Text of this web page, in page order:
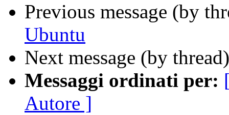
Previous message (by
Ubuntu
Next message (by
Messaggi ordinati per:
Autore ]